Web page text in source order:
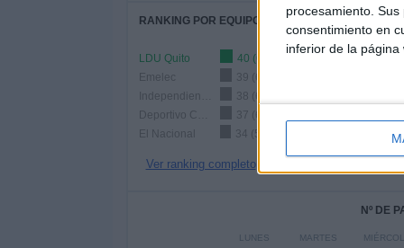
procesamiento.
consentimiento en
inferior de la página
RANKING POR EQUIPOS
LDU Quito
40 (6,79%)
Emelec
39 (6,62%)
38 (6,45%)
37 (6,28%)
El Nacional
34 (5,77%)
Ver ranking completo
Nº DE
LUNES MARTES